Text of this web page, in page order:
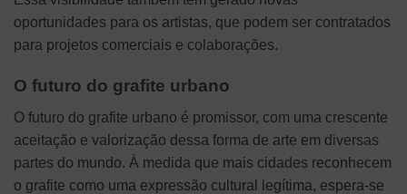
oportunidades para os artistas, que podem ser contratados
para projetos comerciais e colaborações.
O futuro do grafite urbano
O futuro do grafite urbano é promissor, com uma crescente
aceitação e valorização dessa forma de arte em diversas
partes do mundo. À medida que mais cidades reconhecem
o grafite como uma expressão cultural legítima, espera-se